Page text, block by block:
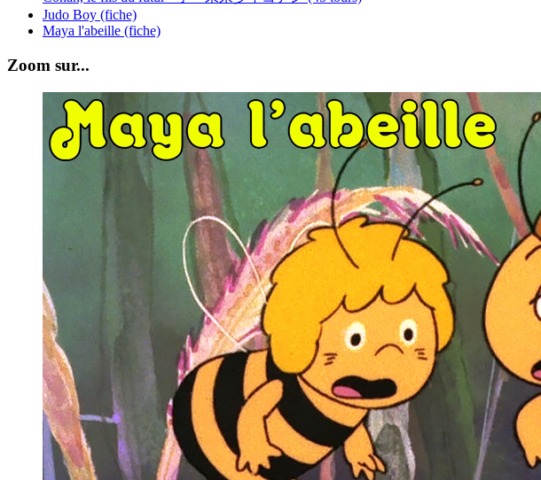
Judo Boy (fiche)
Maya l'abeille (fiche)
Zoom sur...